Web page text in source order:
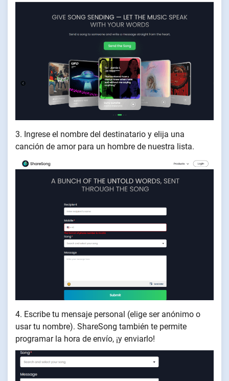
3. Ingrese el nombre del destinatario y elija una
canción de amor para un hombre de nuestra lista.
4. Escribe tu mensaje personal (elige ser anónimo o
usar tu nombre). ShareSong también te permite
programar la hora de envío, ¡y enviarlo!